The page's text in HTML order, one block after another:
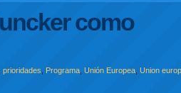
como
,prioridades Programa ,Unión Europea ,Union